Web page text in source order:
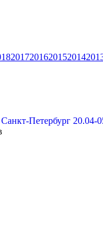
2017201620152014
Петербург 20.04-